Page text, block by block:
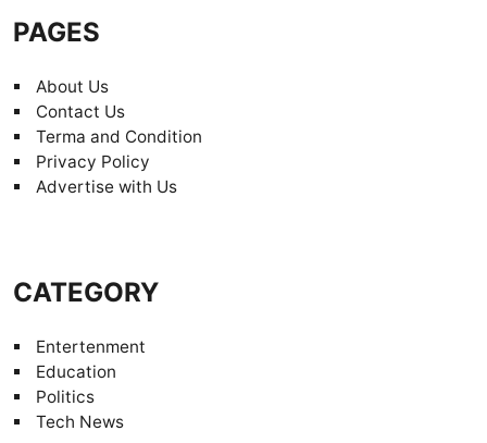
PAGES
About Us
Contact Us
Terma and Condition
Privacy Policy
Advertise with Us
CATEGORY
Entertenment
Education
Politics
Tech News